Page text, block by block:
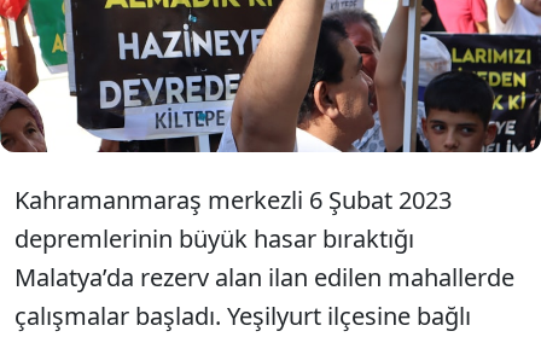
evlerimizin elimizden alınmasını istemiyoruz. Biz
gidip konteynerlerde iki yıl kalmak istemiyoruz ve
yeniden bir borçlanma içine girmek istemiyoruz"
dedi.
Kahramanmaraş merkezli 6 Şubat 2023
depremlerinin büyük hasar bıraktığı
Malatya’da rezerv alan ilan edilen mahallerde
çalışmalar başladı. Yeşilyurt ilçesine bağlı